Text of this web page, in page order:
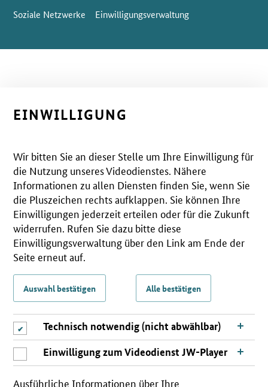
Soziale Netzwerke
Einwilligungsverwaltung
EINWILLIGUNG
Wir bitten Sie an dieser Stelle um Ihre Einwilligung für
die Nutzung unseres Videodienstes. Nähere
Informationen zu allen Diensten finden Sie, wenn Sie
die Pluszeichen rechts aufklappen. Sie können Ihre
Einwilligungen jederzeit erteilen oder für die Zukunft
widerrufen. Rufen Sie dazu bitte diese
Einwilligungsverwaltung über den Link am Ende der
Seite erneut auf.
Auswahl bestätigen Alle bestätigen
Technisch notwendig (nicht abwählbar)
Einwilligung zum Videodienst JW-Player
Ausführliche Informationen über Ihre